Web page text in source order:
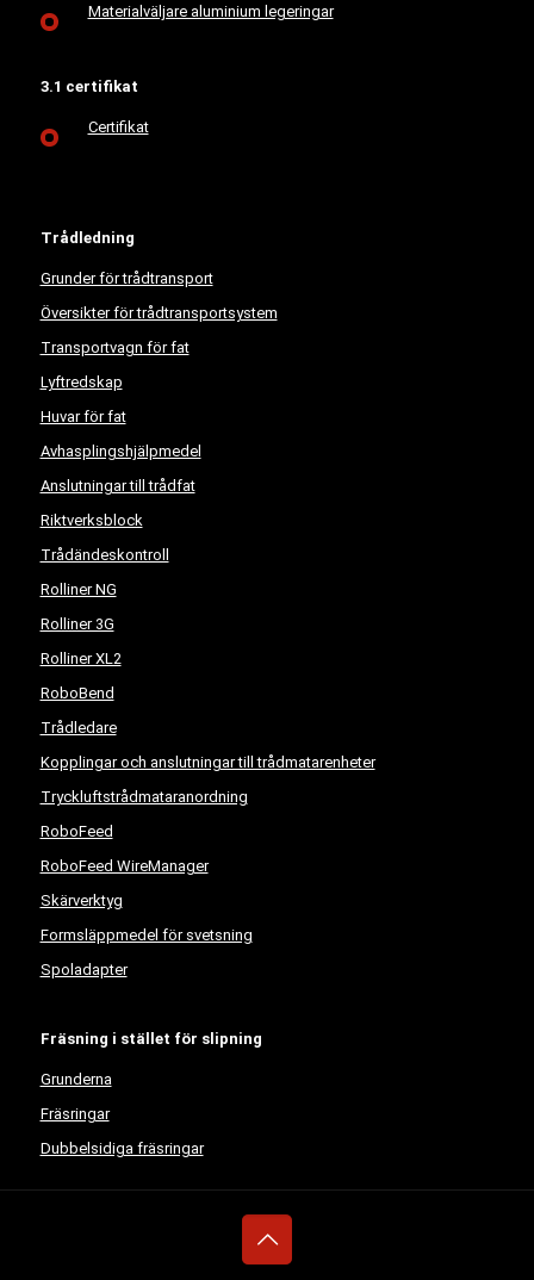
Materialväljare aluminium legeringar
3.1 certifikat
Certifikat
Trådledning
Grunder för trådtransport
Översikter för trådtransportsystem
Transportvagn för fat
Lyftredskap
Huvar för fat
Avhasplingshjälpmedel
Anslutningar till trådfat
Riktverksblock
Trådändeskontroll
Rolliner NG
Rolliner 3G
Rolliner XL2
RoboBend
Trådledare
Kopplingar och anslutningar till trådmatarenheter
Tryckluftstrådmataranordning
RoboFeed
RoboFeed WireManager
Skärverktyg
Formsläppmedel för svetsning
Spoladapter
Fräsning i stället för slipning
Grunderna
Fräsringar
Dubbelsidiga fräsringar